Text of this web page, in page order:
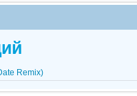
Remix)